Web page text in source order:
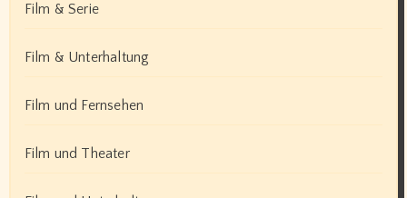
Film & Serie
Film & Unterhaltung
Film und Fernsehen
Film und Theater